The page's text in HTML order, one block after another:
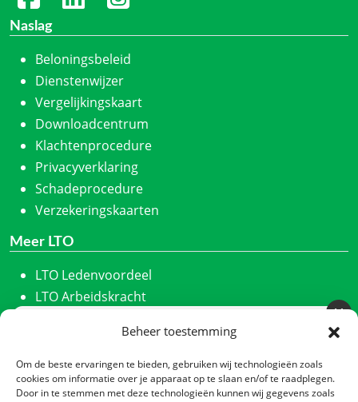
Beheer toestemming
Om de beste ervaringen te bieden, gebruiken wij technologieën zoals
cookies om informatie over je apparaat op te slaan en/of te raadplegen.
Door in te stemmen met deze technologieën kunnen wij gegevens zoals
Naslag
Beloningsbeleid
Dienstenwijzer
Vergelijkingskaart
Downloadcentrum
Klachtenprocedure
Privacyverklaring
Schadeprocedure
Verzekeringskaarten
Meer LTO
LTO Ledenvoordeel
LTO Arbeidskracht
LTO Noord
LTO Nederland
Meld u aan voor onze nieuwsbrief
Schrijf u in en we houden u maandelijks op de hoogte
van ons laatste nieuws.